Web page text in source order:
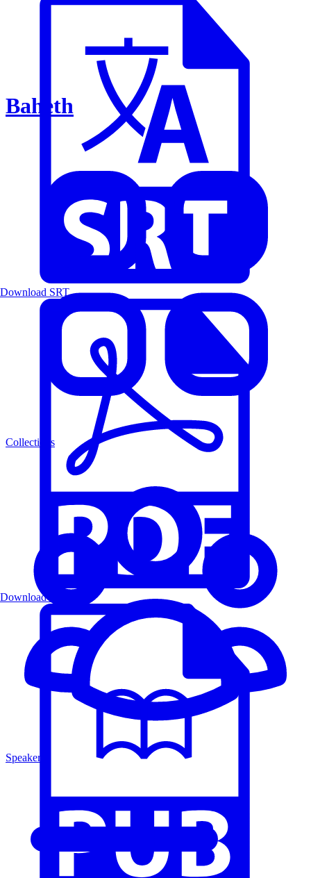
Baheth
Collections
Speakers
Download SRT
Download PDF